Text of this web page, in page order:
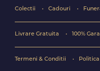
Colectii Cadouri
Livrare Gratuita 100%
Termeni & Conditii